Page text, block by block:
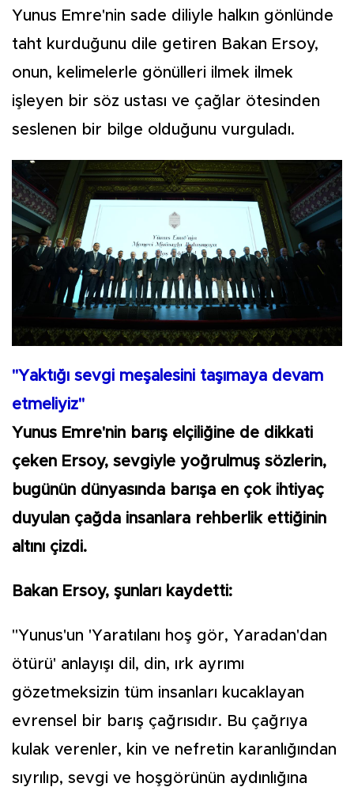
Yunus Emre'nin sade diliyle halkın gönlünde
taht kurduğunu dile getiren Bakan Ersoy,
onun, kelimelerle gönülleri ilmek ilmek
işleyen bir söz ustası ve çağlar ötesinden
seslenen bir bilge olduğunu vurguladı.
"Yaktığı sevgi meşalesini taşımaya devam
etmeliyiz"
Yunus Emre'nin barış elçiliğine de dikkati
çeken Ersoy, sevgiyle yoğrulmuş sözlerin,
bugünün dünyasında barışa en çok ihtiyaç
duyulan çağda insanlara rehberlik ettiğinin
altını çizdi.
Bakan Ersoy, şunları kaydetti:
"Yunus'un 'Yaratılanı hoş gör, Yaradan'dan
ötürü' anlayışı dil, din, ırk ayrımı
gözetmeksizin tüm insanları kucaklayan
evrensel bir barış çağrısıdır. Bu çağrıya
kulak verenler, kin ve nefretin karanlığından
sıyrılıp, sevgi ve hoşgörünün aydınlığına